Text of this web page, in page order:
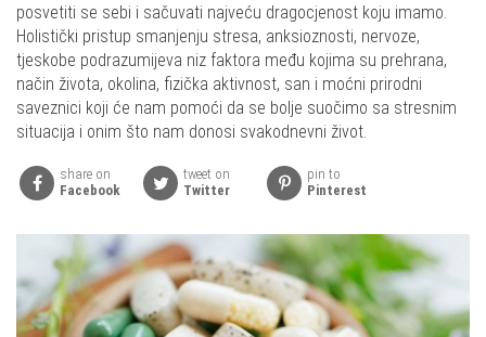
posvetiti se sebi i sačuvati najveću dragocjenost koju imamo.
Holistički pristup smanjenju stresa, anksioznosti, nervoze,
tjeskobe podrazumijeva niz faktora među kojima su prehrana,
način života, okolina, fizička aktivnost, san i moćni prirodni
saveznici koji će nam pomoći da se bolje suočimo sa stresnim
situacija i onim što nam donosi svakodnevni život.
share on
Facebook
tweet on
Twitter
pin to
Pinterest